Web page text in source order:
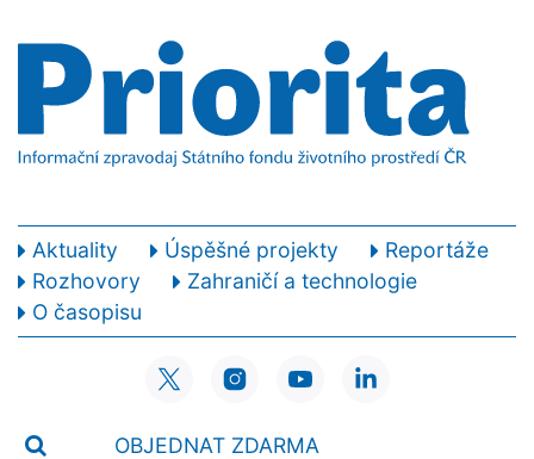
Aktuality Úspěšné projekty
Reportáže
Rozhovory
Zahraničí a technologie
O časopisu
OBJEDNAT ZDARMA